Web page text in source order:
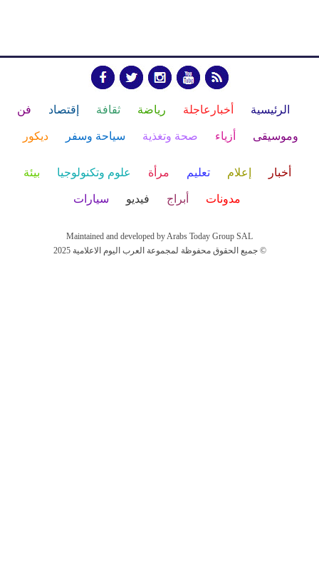
الرئيسية أخبارعاجلة رياضة ثقافة إقتصاد فن
وموسيقى أزياء صحة وتغذية سياحة وسفر ديكور
أخبار إعلام تعليم مرأة علوم وتكنولوجيا بيئة
مدونات أبراج فيديو سيارات
Maintained and developed by Arabs Today Group SAL
جميع الحقوق محفوظة لمجموعة العرب اليوم الاعلامية 2025 ©